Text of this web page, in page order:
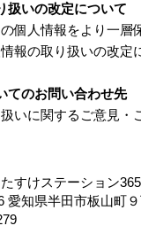
扱いの改定について
個人情報をより一
報の取り扱いの改
てのお問い合わせ先
いに関するご意見
すけステーション365
愛知県半田市板山町